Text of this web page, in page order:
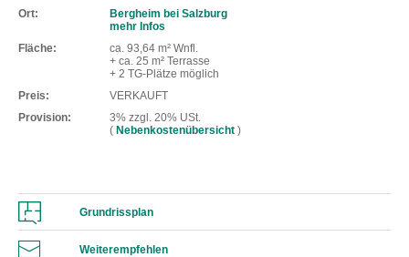
Ort
Bergheim bei Salzburg
mehr Infos
Fläche
ca. 93,64 m² Wnfl.
+ ca. 25 m² Terrasse
+ 2 TG-Plätze möglich
Preis
VERKAUFT
Provision
3% zzgl. 20% USt.
( Nebenkostenübersicht )
Grundrissplan
Weiterempfehlen